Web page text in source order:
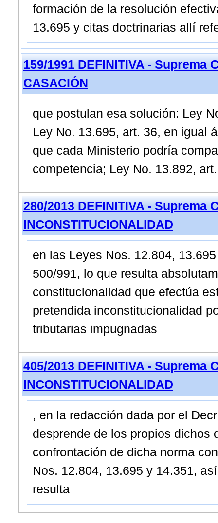
formación de la resolución
13.695 y citas doctrinarias allí
159/1991 DEFINITIVA - Suprema
CASACIÓN
que postulan esa solución: Ley
Ley No. 13.695, art. 36, en igual
que cada Ministerio podría
competencia; Ley No. 13.892,
280/2013 DEFINITIVA - Suprema
INCONSTITUCIONALIDAD
en las Leyes Nos. 12.804,
500/991, lo que resulta
constitucionalidad que efectúa
pretendida inconstitucionalidad
tributarias impugnadas
405/2013 DEFINITIVA - Suprema
INCONSTITUCIONALIDAD
, en la redacción dada por el
desprende de los propios dichos
confrontación de dicha norma
Nos. 12.804, 13.695 y 14.351,
resulta